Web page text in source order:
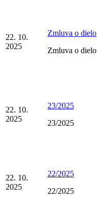
22. 10.
2025
Zmluva o dielo
Zmluva o dielo
22. 10.
2025
23/2025
23/2025
22. 10.
2025
22/2025
22/2025